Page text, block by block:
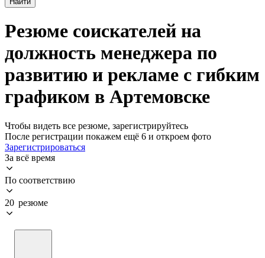
Резюме соискателей на
должность менеджера по
развитию и рекламе с гибким
графиком в Артемовске
Чтобы видеть все резюме, зарегистрируйтесь
После регистрации покажем ещё 6 и откроем фото
Зарегистрироваться
За всё время
По соответствию
20 резюме